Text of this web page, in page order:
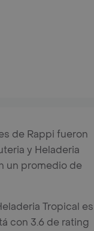
de Rappi fueron
y Heladeria
un promedio de
Tropical es
con 3.6 de rating